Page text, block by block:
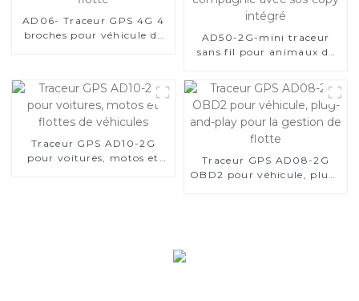
AD06- Traceur GPS 4G 4
broches pour véhicule de
AD50-2G-mini traceur
sans fil pour animaux de
Traceur GPS AD10-2G
pour voitures, motos et
Traceur GPS AD08-2G
OBD2 pour véhicule, plug-